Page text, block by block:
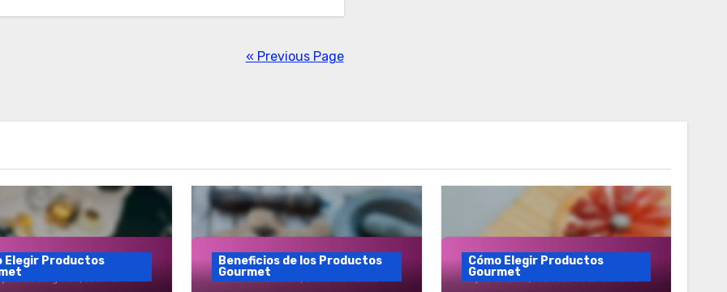
« Previous Page
Elegir Productos
Beneficios de los Productos
Gourmet
Cómo Elegir Productos
Gourmet